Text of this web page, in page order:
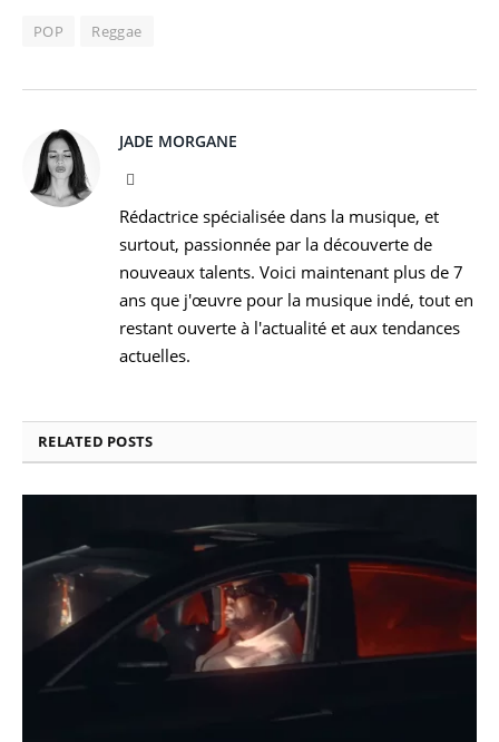
POP Reggae
JADE MORGANE
Rédactrice spécialisée dans la musique, et
surtout, passionnée par la découverte de
nouveaux talents. Voici maintenant plus de 7
ans que j'œuvre pour la musique indé, tout en
restant ouverte à l'actualité et aux tendances
actuelles.
RELATED POSTS